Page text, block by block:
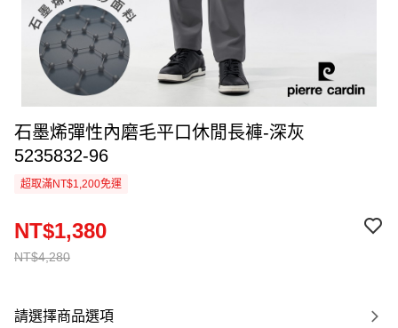
石墨烯彈性內磨毛平口休閒長褲-深灰
5235832-96
超取滿NT$1,200免運
NT$4,280
NT$1,380
請選擇商品選項